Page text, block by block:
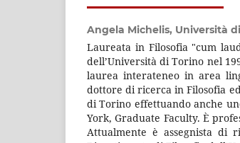
Angela Michelis, Università
Laureata in Filosofia "cum
dell’Università di Torino nel
laurea interateneo in area
dottore di ricerca in Filosofia
di Torino effettuando anche
York, Graduate Faculty. È
Attualmente è assegnista di